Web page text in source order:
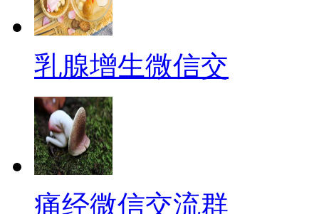
乳腺增生微信交
痛经微信交流群